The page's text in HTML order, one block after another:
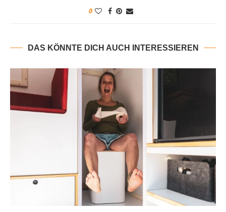
0
DAS KÖNNTE DICH AUCH INTERESSIEREN